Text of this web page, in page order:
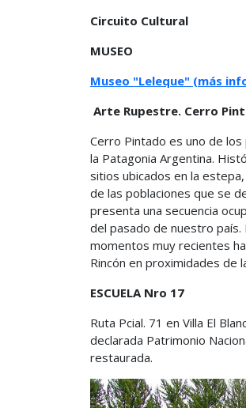
Circuito Cultural
MUSEO
Museo "Leleque" (más
Arte Rupestre. Cerro
Cerro Pintado es uno de
la Patagonia Argentina.
sitios ubicados en la
de las poblaciones que se
presenta una secuencia
del pasado de nuestro país.
momentos muy recientes
Rincón en proximidades de
ESCUELA Nro 17
Ruta Pcial. 71 en Villa El
declarada Patrimonio
restaurada.